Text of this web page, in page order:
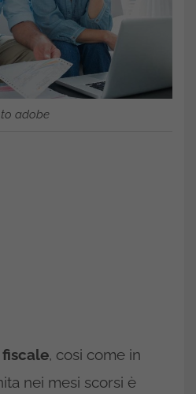
adobe
fiscale, cosi come in
nei mesi scorsi è